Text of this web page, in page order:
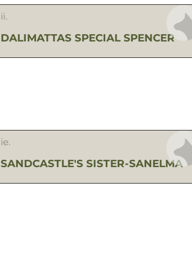
ii.
DALIMATTAS SPECIAL SPENCER
ie.
SANDCASTLE'S SISTER-SANELMA